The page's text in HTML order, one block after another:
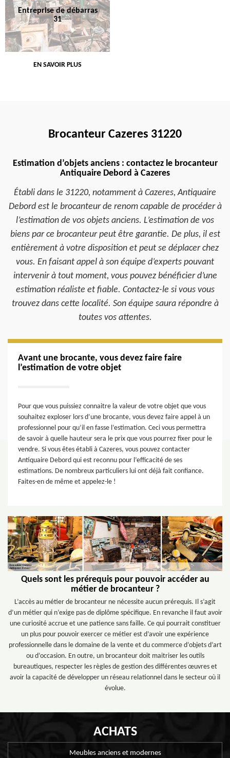
Entreprise de débarras
31
EN SAVOIR PLUS
Brocanteur Cazeres 31220
Estimation d’objets anciens : contactez le brocanteur
Antiquaire Debord à Cazeres
Établi dans le 31220, notamment à Cazeres, Antiquaire
Debord est le brocanteur de renom capable de procéder à
l’estimation de vos objets anciens. L’estimation de vos
biens par ce brocanteur peut être garantie. De plus, il est
entièrement à votre disposition et peut se déplacer chez
vous. En faisant appel à son équipe d’experts pouvant
intervenir à tout moment, vous pouvez bénéficier d’une
estimation réaliste et fiable. Contactez-le si vous vous
trouvez dans cette localité. Son équipe saura répondre à
toutes vos attentes.
Avant une brocante, vous devez faire faire
l’estimation de votre objet
Pour que vous puissiez connaitre la valeur de votre objet que vous
souhaitez exploser lors d’une brocante, vous devez faire appel à un
professionnel pour qu’il en fasse l’estimation. Ceci vous permettra
de savoir à quelle hauteur sera le prix que vous pourrez fixer pour le
vendre. Si vous êtes établi à Cazeres, vous pouvez contacter
Antiquaire Debord qui est reconnu pour l’efficacité de ses
estimations. De nombreux particuliers lui ont déjà fait confiance.
Faites-en de même et appelez-le !
Quels sont les prérequis pour pouvoir accéder au
métier de brocanteur ?
L’accès au métier de brocanteur ne nécessite aucun prérequis. Il s’agit
d’un métier qui n’exige pas de diplôme spécifique. En revanche il faut avoir
une curiosité accrue et une patience sans faille. Ce qui pourrait constituer
un plus pour pouvoir exercer ce métier est d’avoir une expérience
professionnelle dans le domaine de la vente et du commerce d’objets d’art
ou d’occasion. En outre, un brocanteur doit maitriser les outils
bureautiques, respecter les règles de gestion des différentes œuvres et
avoir la capacité de développer un réseau relationnel dans le secteur où il
évolue.
ACHATS
Meubles anciens et modernes